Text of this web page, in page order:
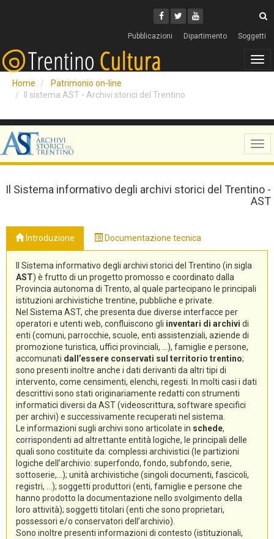
Facebook
Twitter
Youtube
Pubblicazioni Dipartimento Soggetti
Home
Patrimonio on-line
Il sistema AST - Archivi storici del Trentino
Il Sistema informativo degli archivi storici del Trentino -
AST
Introduzione Documentazione tecnica
Il Sistema informativo degli archivi storici del Trentino (in sigla
AST) è frutto di un progetto promosso e coordinato dalla
Provincia autonoma di Trento, al quale partecipano le principali
istituzioni archivistiche trentine, pubbliche e private.
Nel Sistema AST, che presenta due diverse interfacce per
operatori e utenti web, confluiscono gli inventari di archivi di
enti (comuni, parrocchie, scuole, enti assistenziali, aziende di
promozione turistica, uffici provinciali, ...), famiglie e persone,
accomunati dall’essere conservati sul territorio trentino;
sono presenti inoltre anche i dati derivanti da altri tipi di
intervento, come censimenti, elenchi, regesti. In molti casi i dati
descrittivi sono stati originariamente redatti con strumenti
informatici diversi da AST (videoscrittura, software specifici
per archivi) e successivamente recuperati nel sistema.
Le informazioni sugli archivi sono articolate in schede,
corrispondenti ad altrettante entità logiche, le principali delle
quali sono costituite da: complessi archivistici (le partizioni
logiche dell’archivio: superfondo, fondo, subfondo, serie,
sottoserie,...); unità archivistiche (singoli documenti, fascicoli,
registri, ...); soggetti produttori (enti, famiglie e persone che
hanno prodotto la documentazione nello svolgimento della
loro attività); soggetti titolari (enti che sono proprietari,
possessori e/o conservatori dell’archivio).
Sono inoltre presenti informazioni di contesto (istituzionali,